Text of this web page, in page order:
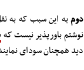
دومبه این سبب که به
نوشتم باورپذیر نیست که
دید همچنان سودای